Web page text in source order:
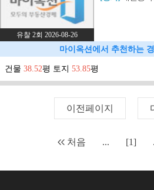
유찰 2회 2026-08-26
마이옥션에서 추천하는
건물 38.52평 토지 53.85평
이전페이지
처음 ... [1]